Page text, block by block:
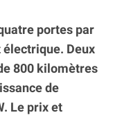
portes par
Deux
800 kilomètres
de
Le prix et